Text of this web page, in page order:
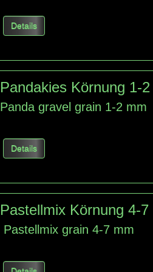
Details
Pandakies Körnung 1-
Panda gravel grain 1-2 mm
Details
Pastellmix Körnung 4-7
Pastellmix grain 4-7 mm